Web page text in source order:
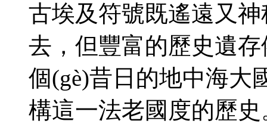
古埃及符號既遙遠又神秘
去，但豐富的歷史
個(gè)昔日的地中海大
構這一法老國度的歷史